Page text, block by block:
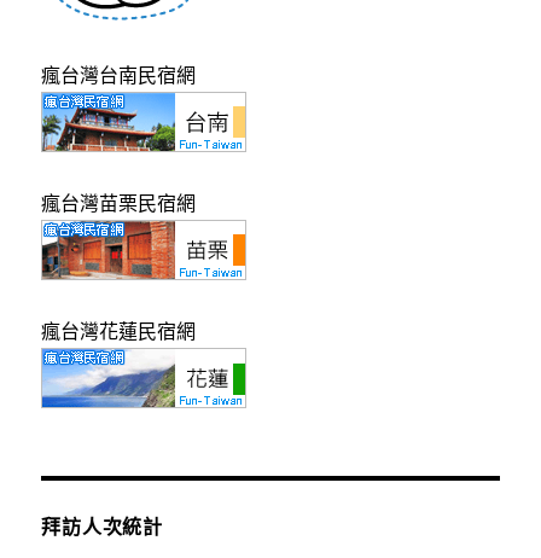
瘋台灣台南民宿網
瘋台灣苗栗民宿網
瘋台灣花蓮民宿網
拜訪人次統計